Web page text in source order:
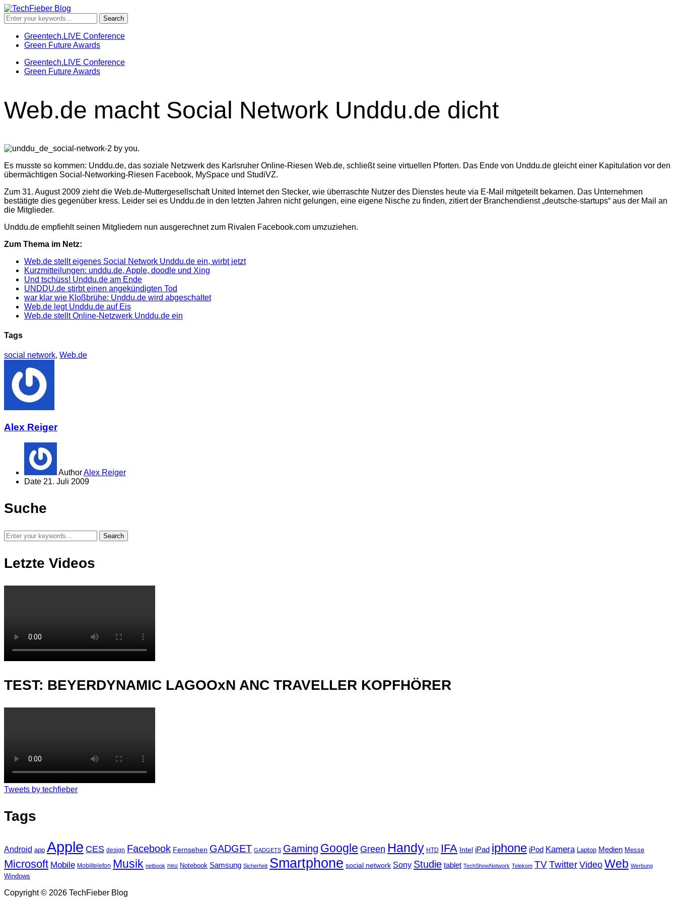
Greentech.LIVE Conference
Green Future Awards
Greentech.LIVE Conference
Green Future Awards
Web.de macht Social Network Unddu.de dicht
Es musste so kommen: Unddu.de, das soziale Netzwerk des Karlsruher Online-Riesen Web.de, schließt seine virtuellen Pforten. Das Ende von Unddu.de gleicht einer Kapitulation vor den
übermächtigen Social-Networking-Riesen Facebook, MySpace und StudiVZ.
Zum 31. August 2009 zieht die Web.de-Muttergesellschaft United Internet den Stecker, wie überraschte Nutzer des Dienstes heute via E-Mail mitgeteilt bekamen. Das Unternehmen
bestätigte dies gegenüber kress. Leider sei es Unddu.de in den letzten Jahren nicht gelungen, eine eigene Nische zu finden, zitiert der Branchendienst „deutsche-startups“ aus der Mail an
die Mitglieder.
Unddu.de empfiehlt seinen Mitgliedern nun ausgerechnet zum Rivalen Facebook.com umzuziehen.
Zum Thema im Netz:
Web.de stellt eigenes Social Network Unddu.de ein, wirbt jetzt
Kurzmitteilungen: unddu.de, Apple, doodle und Xing
Und tschüss! Unddu.de am Ende
UNDDU.de stirbt einen angekündigten Tod
war klar wie Kloßbrühe: Unddu.de wird abgeschaltet
Web.de legt Unddu.de auf Eis
Web.de stellt Online-Netzwerk Unddu.de ein
Tags
social network, Web.de
Alex Reiger
AuthorAlex Reiger
Date 21. Juli 2009
Suche
Letzte Videos
TEST: BEYERDYNAMIC LAGOOxN ANC TRAVELLER KOPFHÖRER
Tweets by techfieber
Tags
Android app Apple CES design Facebook Fernsehen GADGET GADGETS Gaming Google Green Handy HTD IFA Intel iPad iphone iPod Kamera Laptop Medien Messe
Microsoft Mobile Mobiltelefon Musik netbook neu Notebook Samsung Sicherheit Smartphone social network Sony Studie tablet TechShowNetwork Telekom TVTwitter Video Web Werbung
Windows
Copyright © 2026 TechFieber Blog